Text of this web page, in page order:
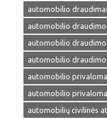
automobilio
automobilio draudimo
automobilio draudimo
automobilio
automobilio
automobilio
automobilių civilinės